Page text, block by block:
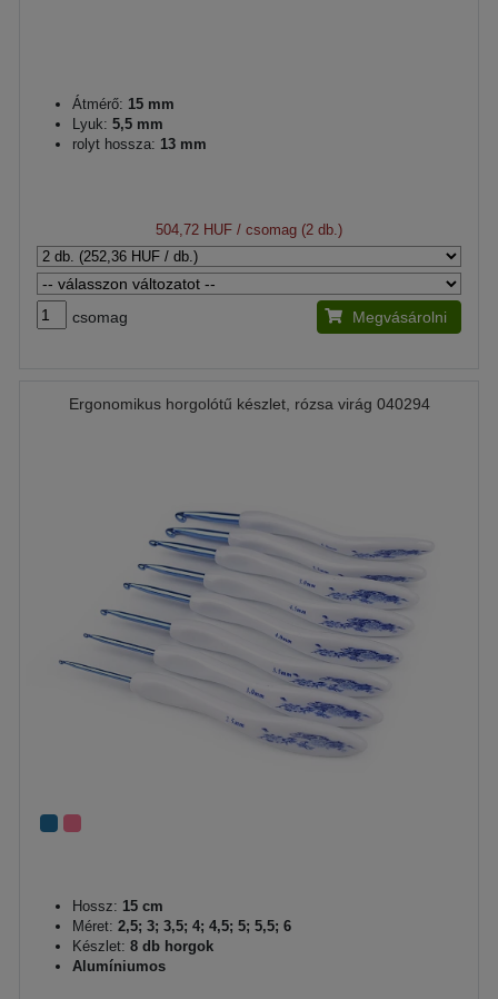
Átmérő: 15 mm
Lyuk: 5,5 mm
rolyt hossza: 13 mm
504,72 HUF / csomag (2 db.)
csomag Megvásárolni
Ergonomikus horgolótű készlet, rózsa virág 040294
Hossz: 15 cm
Méret: 2,5; 3; 3,5; 4; 4,5; 5; 5,5; 6
Készlet: 8 db horgok
Alumíniumos